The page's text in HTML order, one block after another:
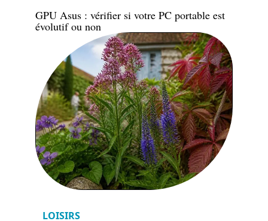
GPU Asus : vérifier si votre PC portable est
évolutif ou non
LOISIRS